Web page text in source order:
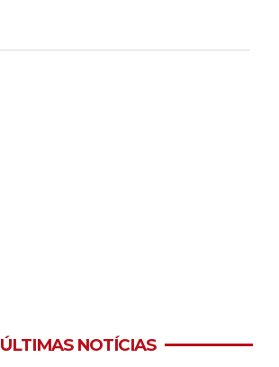
ÚLTIMAS NOTÍCIAS